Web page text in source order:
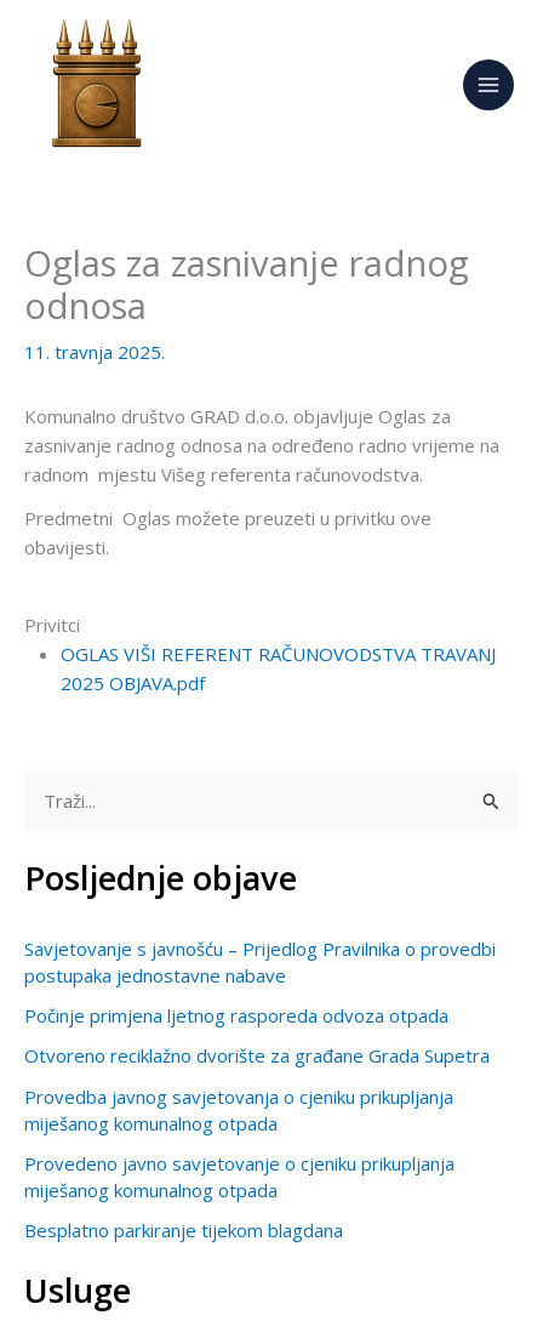
content
Oglas za zasnivanje radnog
odnosa
11. travnja 2025.
Komunalno društvo GRAD d.o.o. objavljuje Oglas za
zasnivanje radnog odnosa na određeno radno vrijeme na
radnom mjestu Višeg referenta računovodstva.
Predmetni Oglas možete preuzeti u privitku ove
obavijesti.
Privitci
OGLAS VIŠI REFERENT RAČUNOVODSTVA TRAVANJ
2025 OBJAVA.pdf
a
i
:
Posljednje objave
Savjetovanje s javnošću – Prijedlog Pravilnika o provedbi
postupaka jednostavne nabave
Počinje primjena ljetnog rasporeda odvoza otpada
Otvoreno reciklažno dvorište za građane Grada Supetra
Provedba javnog savjetovanja o cjeniku prikupljanja
miješanog komunalnog otpada
Provedeno javno savjetovanje o cjeniku prikupljanja
miješanog komunalnog otpada
Besplatno parkiranje tijekom blagdana
Usluge